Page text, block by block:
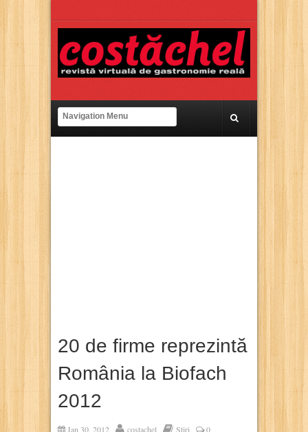
20 de firme reprezintă
România la Biofach
2012
Jan 30, 2012 costachel Știri 0